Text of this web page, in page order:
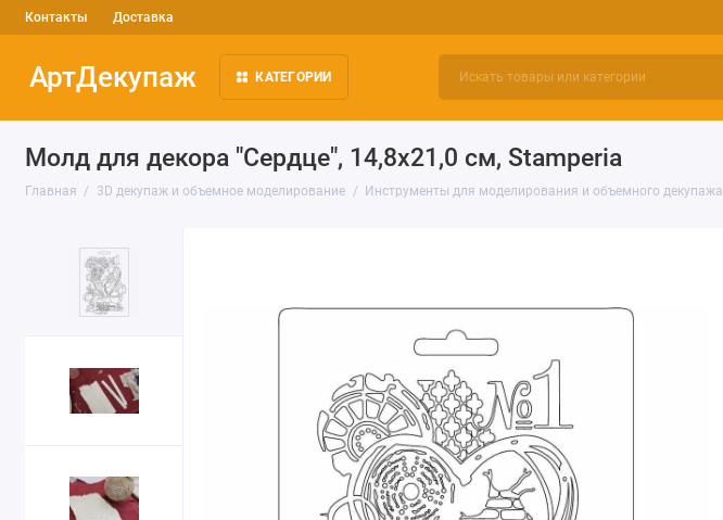
Контакты Доставка
АртДекупаж КАТЕГОРИИ
Молд для декора "Сердце", 14,8х21,0 см, Stamperia
Главная 3D декупаж и объемное моделирование Инструменты для моделирования и объемного декупажа